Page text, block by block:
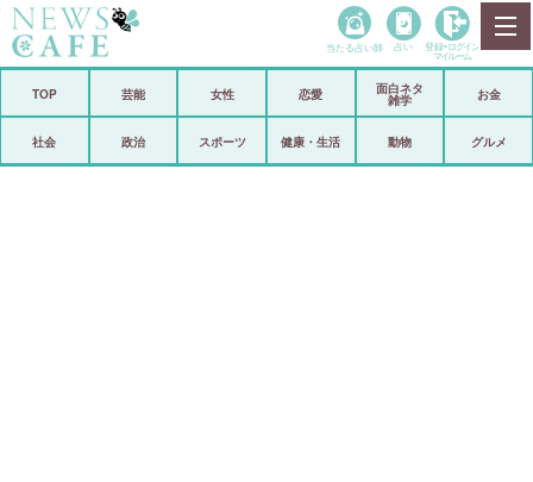
政治
当たる占い師 占い 登録• ログイン
マイルーム
TOP 芸能 女性 恋愛
面白ネタ
雑学
お金
社会 政治 スポーツ 健康・生活 動物 グルメ